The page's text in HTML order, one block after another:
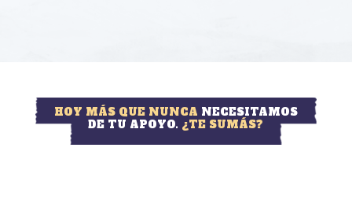
HOY MÁS QUE NUNCA NECESITAMOS
DE TU APOYO. ¿TE SUMÁS?